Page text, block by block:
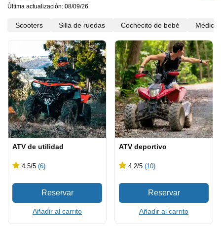
Última actualización: 08/09/26
Scooters Silla de ruedas Cochecito de bebé Médico
ATV de utilidad
4.5/5 (6)
Añadir al carrito
ATV deportivo
4.2/5 (10)
Añadir al carrito